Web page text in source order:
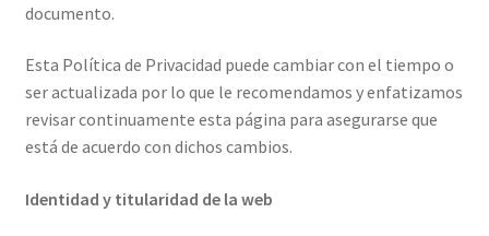
documento.
Esta Política de Privacidad puede cambiar con el tiempo o
ser actualizada por lo que le recomendamos y enfatizamos
revisar continuamente esta página para asegurarse que
está de acuerdo con dichos cambios.
Identidad y titularidad de la web